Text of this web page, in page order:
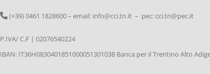
(+39) 0461 1828600 – email: info@cci.tn.it – pec: cci.tn@pec.it
P.IVA/ C.F | 02076540224
IBAN: IT36H0830401851000051301038 Banca per il Trentino Alto